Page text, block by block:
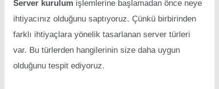
Server kurulum işlemlerine başlamadan önce neye
ihtiyacınız olduğunu saptıyoruz. Çünkü birbirinden
farklı ihtiyaçlara yönelik tasarlanan server türleri
var. Bu türlerden hangilerinin size daha uygun
olduğunu tespit ediyoruz.